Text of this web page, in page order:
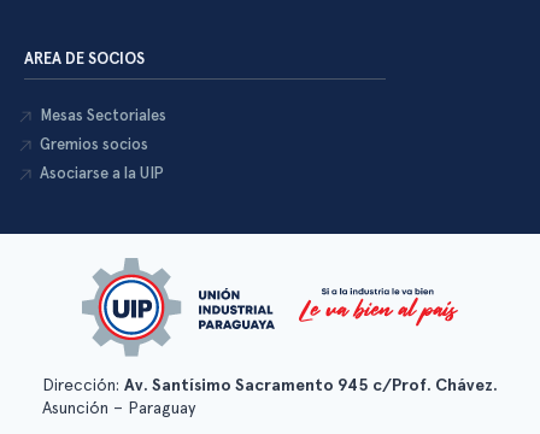
AREA DE SOCIOS
Mesas Sectoriales
Gremios socios
Asociarse a la UIP
Dirección: Av. Santísimo Sacramento 945 c/Prof. Chávez.
Asunción – Paraguay